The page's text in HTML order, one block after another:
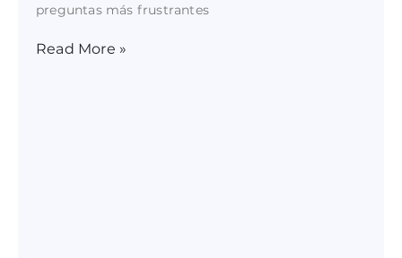
preguntas más frustrantes
Read More »